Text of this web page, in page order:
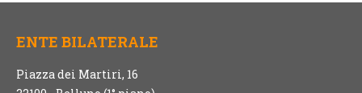
ENTE BILATERALE
Piazza dei Martiri, 16